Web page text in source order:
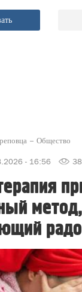
Общество
- 16:56
метод,